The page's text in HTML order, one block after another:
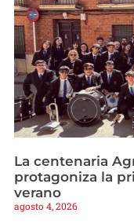
La centenaria
protagoniza la
verano
agosto 4, 2026